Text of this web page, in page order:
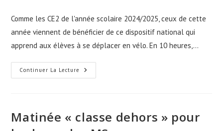
Comme les CE2 de l'année scolaire 2024/2025, ceux de cette
année viennent de bénéficier de ce dispositif national qui
apprend aux élèves à se déplacer en vélo. En 10 heures,…
Continuer La Lecture Savoir
Rouler
Matinée « classe dehors » pour